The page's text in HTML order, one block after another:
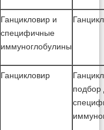
Ганцикловир и
специфичные
иммуноглобулины
Ганцикловир
подбор